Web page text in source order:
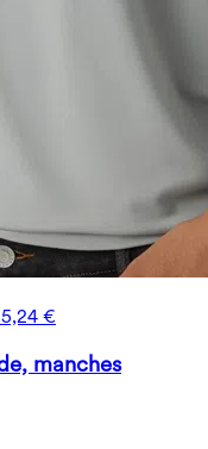
€
manches